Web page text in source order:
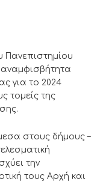
Πανεπιστημίου
αναμφισβήτητα
για το 2024
τομείς της
στους δήμους –
την
τους Αρχή και